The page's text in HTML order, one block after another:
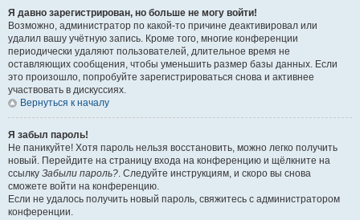
Я давно зарегистрирован, но больше не могу войти!
Возможно, администратор по какой-то причине деактивировал или
удалил вашу учётную запись. Кроме того, многие конференции
периодически удаляют пользователей, длительное время не
оставляющих сообщения, чтобы уменьшить размер базы данных. Если
это произошло, попробуйте зарегистрироваться снова и активнее
участвовать в дискуссиях.
Вернуться к началу
Я забыл пароль!
Не паникуйте! Хотя пароль нельзя восстановить, можно легко получить
новый. Перейдите на страницу входа на конференцию и щёлкните на
ссылку Забыли пароль?. Следуйте инструкциям, и скоро вы снова
сможете войти на конференцию.
Если не удалось получить новый пароль, свяжитесь с администратором
конференции.